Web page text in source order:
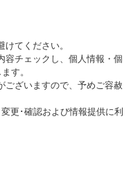
てください。
容チェックし、個人情報・個
す。
ございますので、予めご容赦
更･確認および情報提供に利